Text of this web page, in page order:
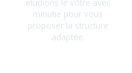
adaptée.